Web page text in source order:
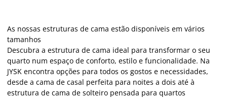
As nossas estruturas de cama estão disponíveis em vários
tamanhos
Descubra a estrutura de cama ideal para transformar o seu
quarto num espaço de conforto, estilo e funcionalidade. Na
JYSK encontra opções para todos os gostos e necessidades,
desde a cama de casal perfeita para noites a dois até à
estrutura de cama de solteiro pensada para quartos